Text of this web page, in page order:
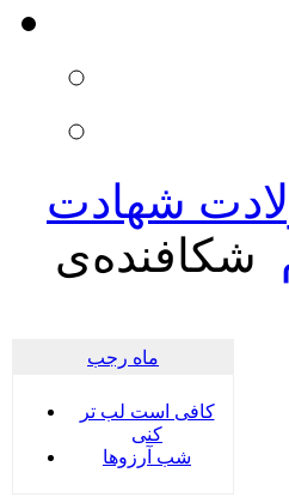
شهادت
شکافنده‌ی
ماه رجب
کافی است لب تر
کنی
شب آرزوها